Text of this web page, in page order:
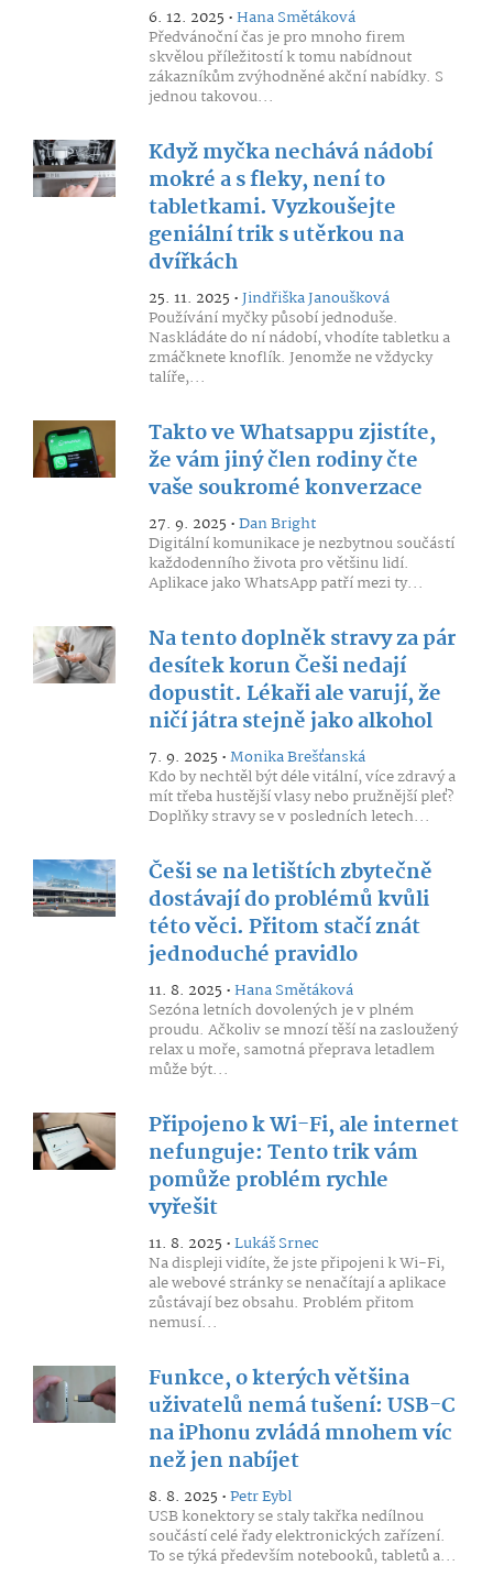
6. 12. 2025 •Hana Smětáková
Předvánoční čas je pro mnoho firem
skvělou příležitostí k tomu nabídnout
zákazníkům zvýhodněné akční nabídky. S
jednou takovou...
Když myčka nechává nádobí
mokré a s fleky, není to
tabletkami. Vyzkoušejte
geniální trik s utěrkou na
dvířkách
25. 11. 2025 •Jindřiška Janoušková
Používání myčky působí jednoduše.
Naskládáte do ní nádobí, vhodíte tabletku a
zmáčknete knoflík. Jenomže ne vždycky
talíře,...
Takto ve Whatsappu zjistíte,
že vám jiný člen rodiny čte
vaše soukromé konverzace
27. 9. 2025 •Dan Bright
Digitální komunikace je nezbytnou součástí
každodenního života pro většinu lidí.
Aplikace jako WhatsApp patří mezi ty...
Na tento doplněk stravy za pár
desítek korun Češi nedají
dopustit. Lékaři ale varují, že
ničí játra stejně jako alkohol
7. 9. 2025 •Monika Brešťanská
Kdo by nechtěl být déle vitální, více zdravý a
mít třeba hustější vlasy nebo pružnější pleť?
Doplňky stravy se v posledních letech...
Češi se na letištích zbytečně
dostávají do problémů kvůli
této věci. Přitom stačí znát
jednoduché pravidlo
11. 8. 2025 •Hana Smětáková
Sezóna letních dovolených je v plném
proudu. Ačkoliv se mnozí těší na zasloužený
relax u moře, samotná přeprava letadlem
může být...
Připojeno k Wi-Fi, ale internet
nefunguje: Tento trik vám
pomůže problém rychle
vyřešit
11. 8. 2025 •Lukáš Srnec
Na displeji vidíte, že jste připojeni k Wi-Fi,
ale webové stránky se nenačítají a aplikace
zůstávají bez obsahu. Problém přitom
nemusí...
Funkce, o kterých většina
uživatelů nemá tušení: USB-C
na iPhonu zvládá mnohem víc
než jen nabíjet
8. 8. 2025 •Petr Eybl
USB konektory se staly takřka nedílnou
součástí celé řady elektronických zařízení.
To se týká především notebooků, tabletů a...